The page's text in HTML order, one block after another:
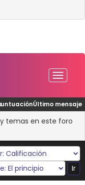
Último mensaje
temas en este foro